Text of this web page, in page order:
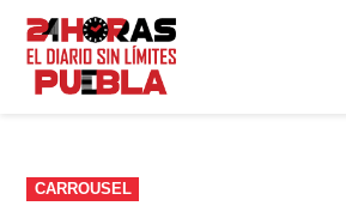
Saltar
contenido
PUBLICADO
EN
CARROUSEL